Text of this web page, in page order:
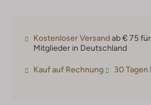
Kostenloser Versandab € 75
Mitglieder in Deutschland
Kauf auf Rechnung 30 Tagen